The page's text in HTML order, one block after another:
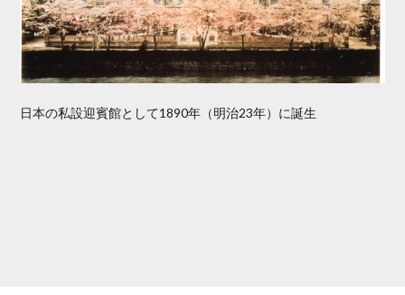
日本の私設迎賓館として1890年（明治23年）に誕生